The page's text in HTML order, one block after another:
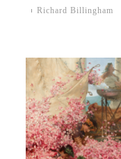
Richard Billingham